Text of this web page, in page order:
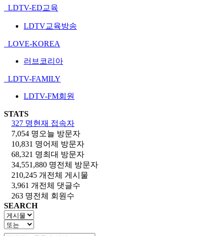
LDTV-ED교육
LDTV교육방송
LOVE-KOREA
러브코리아
LDTV-FAMILY
LDTV-FM회원
STATS
327 명현재 접속자
7,054 명 오늘 방문자
10,831 명어제 방문자
68,321 명최대 방문자
34,551,880 명전체 방문자
210,245 개 전체 게시물
3,961 개 전체 댓글수
263 명전체 회원수
SEARCH